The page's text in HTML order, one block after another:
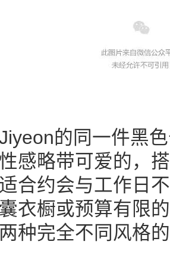
的同一件黑
感略带可爱的，
合约会与工作日
衣橱或预算有限
种完全不同风格